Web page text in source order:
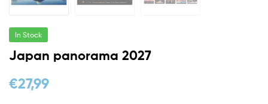
In Stock
Japan panorama 2027
€27,99